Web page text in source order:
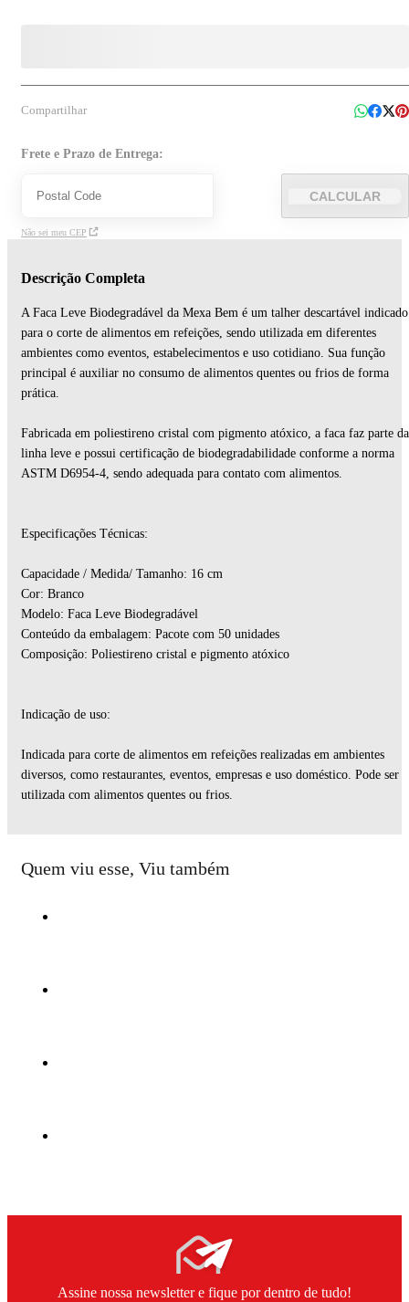
Compartilhar
Frete e Prazo de Entrega:
CALCULAR
Não sei meu CEP
Descrição Completa
A Faca Leve Biodegradável da Mexa Bem é um talher descartável indicado
para o corte de alimentos em refeições, sendo utilizada em diferentes
ambientes como eventos, estabelecimentos e uso cotidiano. Sua função
principal é auxiliar no consumo de alimentos quentes ou frios de forma
prática.
Fabricada em poliestireno cristal com pigmento atóxico, a faca faz parte da
linha leve e possui certificação de biodegradabilidade conforme a norma
ASTM D6954-4, sendo adequada para contato com alimentos.
Especificações Técnicas:
Capacidade / Medida/ Tamanho: 16 cm
Cor: Branco
Modelo: Faca Leve Biodegradável
Conteúdo da embalagem: Pacote com 50 unidades
Composição: Poliestireno cristal e pigmento atóxico
Indicação de uso:
Indicada para corte de alimentos em refeições realizadas em ambientes
diversos, como restaurantes, eventos, empresas e uso doméstico. Pode ser
utilizada com alimentos quentes ou frios.
Quem viu esse, Viu também
Assine nossa newsletter e fique por dentro de tudo!